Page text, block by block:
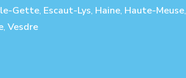
Gette, Escaut-Lys, Haine, Haute-Meuse,
, Vesdre